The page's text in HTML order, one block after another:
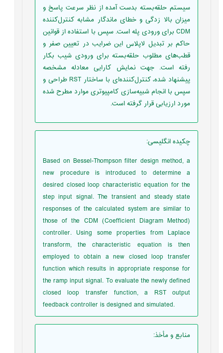
سيستم حلقه‌بسته بدست آمده از نظر سرعت پاسخ و
ميزان بالا زدگی و خطای ماندگار مشابه کنترل‌کننده
CDM برای ورودی پله است. سپس با استفاده از قوانين
حاکم بر تبديل لاپلاس اين ضرايب در تعيين صفر و
قطب‌های مطلوب حلقه‌بسته برای ورودی شيب بکار
رفته است. جهت نمايش کارايی معادله مشخصه
پيشنهاد شده، کنترل‌کننده‌ای با ساختار RST طراحی و
سپس با انجام شبيه‌سازی کامپيوتری موارد مطرح شده
مورد ارزيابی قرار گرفته است.
چکیده انگلیسی:
Based on Bessel-Thompson filter design method, a
new procedure is introduced to determine a
desired closed loop characteristic equation for the
step input signal. The transient and steady state
responses of the calculated system are similar to
those of the CDM (Coefficient Diagram Method)
controller. Using some properties from Laplace
transform, the characteristic equation is then
employed to obtain a new closed loop transfer
function which results in appropriate response for
the ramp input signal. To evaluate the newly defined
closed loop transfer function, a RST output
feedback controller is designed and simulated.
منابع و مأخذ: